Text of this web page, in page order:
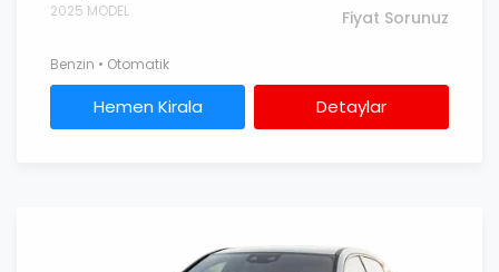
2025 MODEL Fiyat Sorunuz
Benzin • Otomatik
Hemen Kirala Detaylar